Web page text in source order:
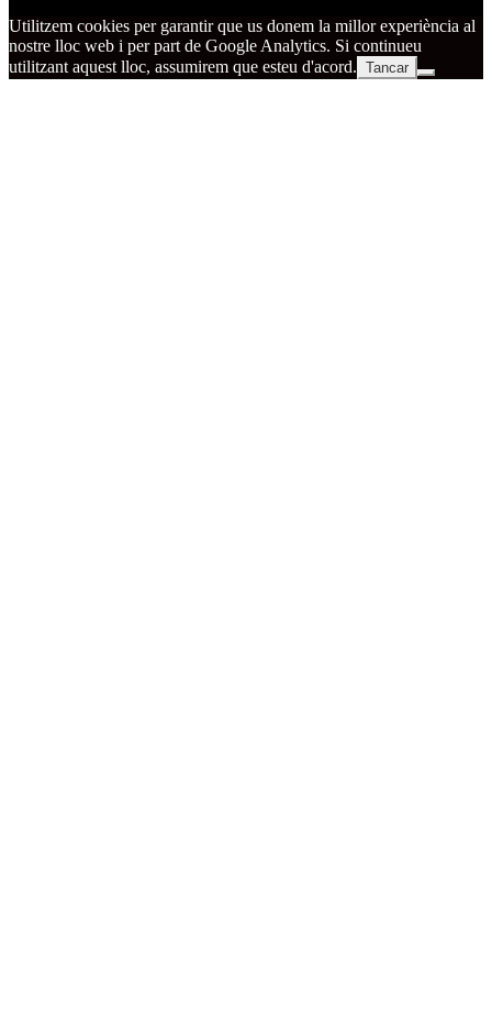
Utilitzem cookies per garantir que us donem la millor experiència al
nostre lloc web i per part de Google Analytics. Si continueu
utilitzant aquest lloc, assumirem que esteu d'acord. Tancar